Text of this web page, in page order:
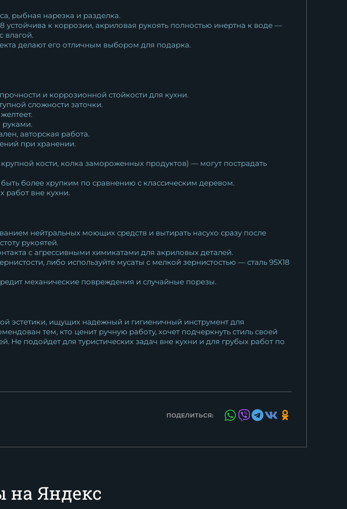
рыбная нарезка и разделка.
устойчива к коррозии, акриловая рукоять полностью инертна к воде —
влагой.
делают его отличным выбором для подарка.
и коррозионной стойкости для кухни.
сложности заточки.
руками.
авторская работа.
при хранении.
кости, колка замороженных продуктов) — могут пострадать
более хрупким по сравнению с классическим деревом.
работ вне кухни.
нейтральных моющих средств и вытирать насухо сразу после
рукоятей.
с агрессивными химикатами для акриловых деталей.
либо используйте мусаты с мелкой зернистостью — сталь 95Х18
механические повреждения и случайные порезы.
эстетики, ищущих надежный и гигиеничный инструмент для
тем, кто ценит ручную работу, хочет подчеркнуть стиль своей
Не подойдет для туристических задач вне кухни и для грубых работ по
ПОДЕЛИТЬСЯ:
на Яндекс